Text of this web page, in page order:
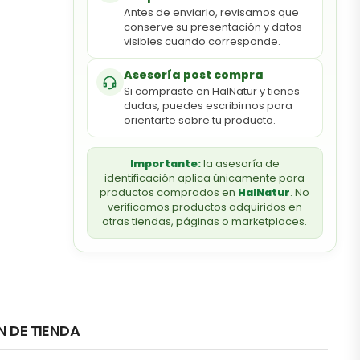
Antes de enviarlo, revisamos que
conserve su presentación y datos
visibles cuando corresponde.
Asesoría post compra
Si compraste en HalNatur y tienes
dudas, puedes escribirnos para
orientarte sobre tu producto.
Importante:la asesoría de
identificación aplica únicamente para
productos comprados en HalNatur. No
verificamos productos adquiridos en
otras tiendas, páginas o marketplaces.
DE TIENDA